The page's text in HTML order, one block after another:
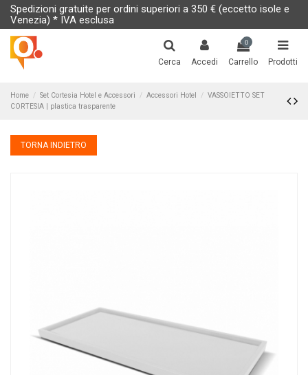
Spedizioni gratuite per ordini superiori a 350 € (eccetto isole e
Venezia) * IVA esclusa
Cerca Accedi
0
Carrello Prodotti
Home Set Cortesia Hotel e Accessori Accessori Hotel
VASSOIETTO SET
CORTESIA | plastica trasparente
TORNA INDIETRO